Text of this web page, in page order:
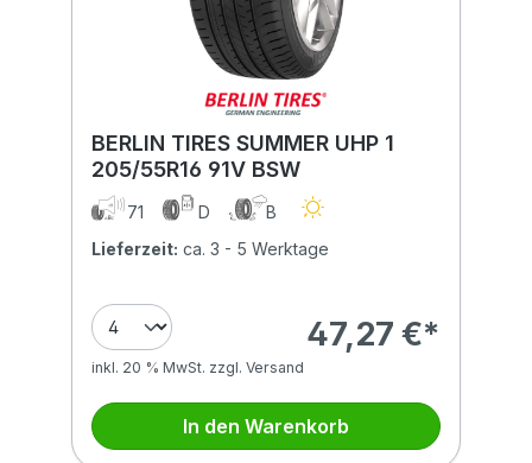
BERLIN TIRES SUMMER UHP 1
205/55R16 91V BSW
71 D
B
Lieferzeit: ca. 3 - 5 Werktage
47,27 €*
inkl. 20 % MwSt. zzgl. Versand
In den Warenkorb